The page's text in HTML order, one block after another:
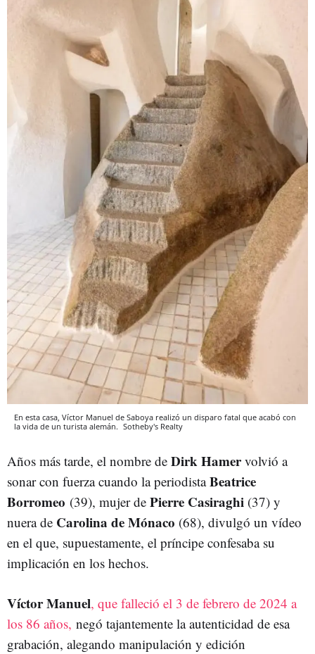
En esta casa, Víctor Manuel de Saboya realizó un disparo fatal que acabó con
la vida de un turista alemán. Sotheby's Realty
Años más tarde, el nombre de Dirk Hamervolvió a
sonar con fuerza cuando la periodistaBeatrice
Borromeo (39), mujer de Pierre Casiraghi (37) y
nuera de Carolina de Mónaco (68), divulgó un vídeo
en el que, supuestamente, el príncipe confesaba su
implicación en los hechos.
Víctor Manuel, que falleció el 3 de febrero de 2024 a
los 86 años, negó tajantemente la autenticidad de esa
grabación, alegando manipulación y edición